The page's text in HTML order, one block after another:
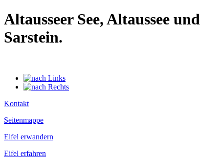
Altausseer See, Altaussee und
Sarstein.
Kontakt
Seitenmappe
Eifel erwandern
Eifel erfahren